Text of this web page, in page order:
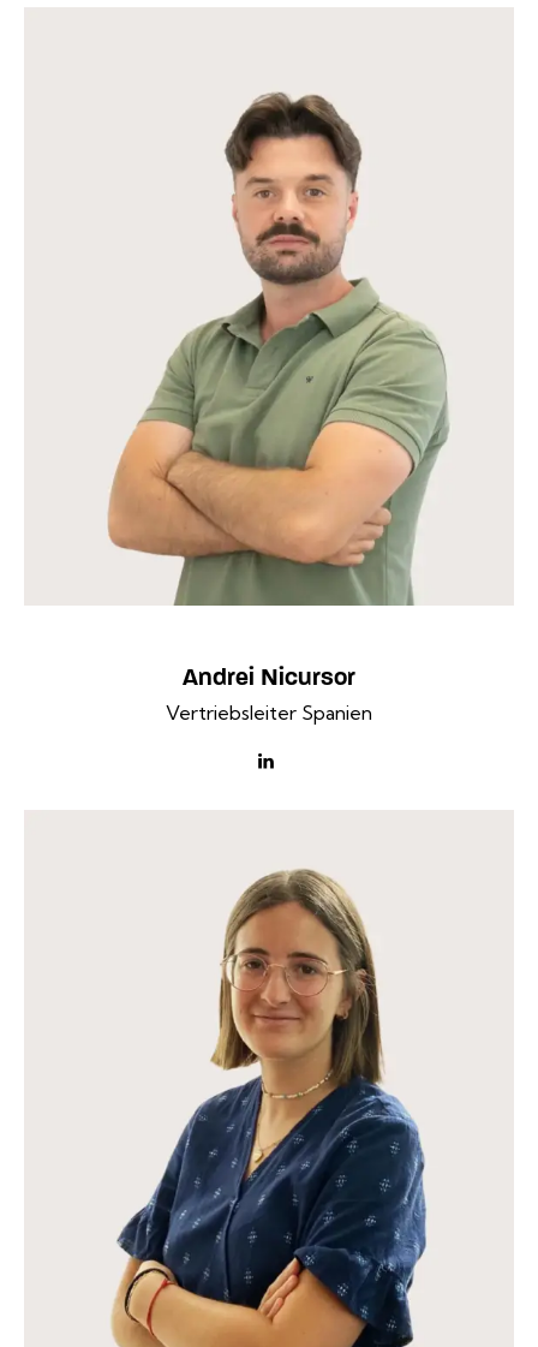
Andrei Nicursor
Vertriebsleiter Spanien
linkedin